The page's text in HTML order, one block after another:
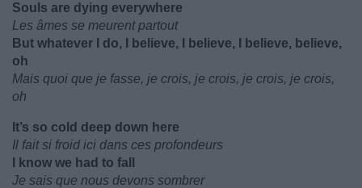
Souls are dying everywhere
Les âmes se meurent partout
But whatever I do, I believe, I believe, I believe, believe,
oh
Mais quoi que je fasse, je crois, je crois, je crois, je crois,
oh
It’s so cold deep down here
Il fait si froid ici dans ces profondeurs
I know we had to fall
Je sais que nous devons sombrer